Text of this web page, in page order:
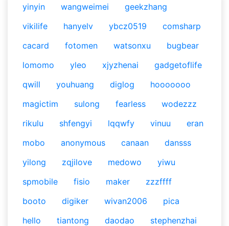
yinyin wangweimei
geekzhang
vikilife
hanyelv ybcz0519
comsharp
cacard
fotomen watsonxu
bugbear
lomomo
yleo xjyzhenai
gadgetoflife
qwill
youhuang diglog
hooooooo
magictim
sulong fearless
wodezzz
rikulu
shfengyi lqqwfy vinuu
eran
mobo
anonymous canaan
dansss
yilong
zqjilove medowo
yiwu
spmobile
fisio maker
zzzffff
booto
digiker wivan2006
pica
hello
tiantong daodao
stephenzhai